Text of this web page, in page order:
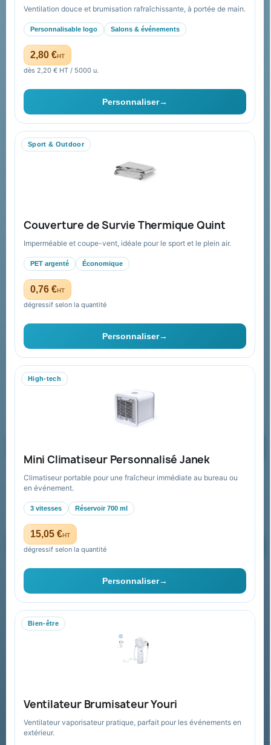
Ventilation douce et brumisation rafraîchissante, à portée de main.
Personnalisable logo Salons & événements
2,80 €HT
dès 2,20 € HT / 5000 u.
Personnaliser→
Sport & Outdoor
Couverture de Survie Thermique Quint
Imperméable et coupe-vent, idéale pour le sport et le plein air.
PET argenté Économique
0,76 €HT
dégressif selon la quantité
Personnaliser→
High-tech
Mini Climatiseur Personnalisé Janek
Climatiseur portable pour une fraîcheur immédiate au bureau ou
en événement.
3 vitesses Réservoir 700 ml
15,05 €HT
dégressif selon la quantité
Personnaliser→
Bien-être
Ventilateur Brumisateur Youri
Ventilateur vaporisateur pratique, parfait pour les événements en
extérieur.
Catalogue goodies
Cadeaux de fin d’année
Nos expertises &
accompagnement global
Ils nous ont fait confiance
Livraison
Nous contacter
FAQ sur Promenoch Goodies Pub France
Conditions de retour
Paiement sécurisé
Plan du site
Contact & devis
06 09 53 17 41
WhatsApp
equipe@promenoch-goodies.com
Recevez nos offres spéciales
Vous pouvez vous désinscrire à tout moment. Vous trouverez pour
cela nos informations de contact dans les conditions d'utilisation du
site.
Collectivités & administrations
Devis, mandat administratif et facturation Chorus Pro